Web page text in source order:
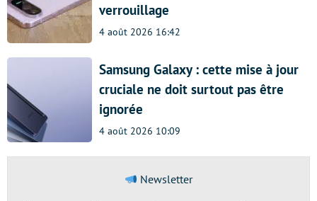
verrouillage
4 août 2026 16:42
Samsung Galaxy : cette mise à jour
cruciale ne doit surtout pas être
ignorée
4 août 2026 10:09
Newsletter